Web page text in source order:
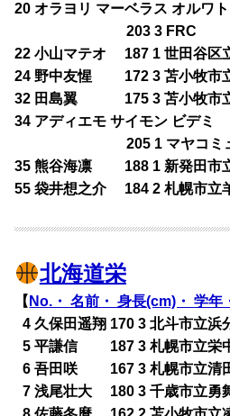
20 オラヨリ マーベラス オルワ
203 3 FRC
22 小山マテオ 187 1 世田谷区
24 野中友惺 172 3 苫小牧市
32 田島翼 175 3 苫小牧市
34 アディエモ サイモン ビデミ
205 1 マヤコミュ
35 熊谷海凛 188 1 新発田市
55 袋井想之介 184 2 札幌市立
北海道栄
【 No.・ 名前・ 身長(cm)・ 学年
04 久保田遥翔 170 3 北斗市立浜
05 平謙信 187 3 札幌市立栄
06 吾田咲 167 3 札幌市立清
07 浅尾壮大 180 3 千歳市立勇